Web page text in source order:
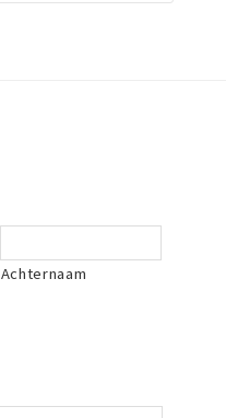
Achternaam